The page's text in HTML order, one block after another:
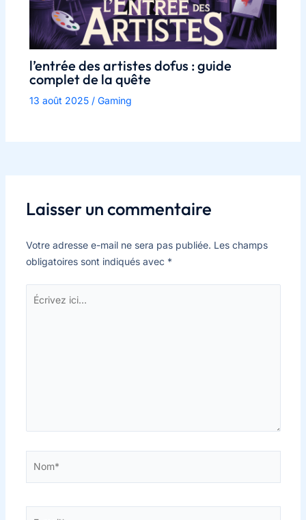
l’entrée des artistes dofus : guide
complet de la quête
13 août 2025 / Gaming
Laisser un commentaire
Votre adresse e-mail ne sera pas publiée. Les champs
obligatoires sont indiqués avec *
Écrivez